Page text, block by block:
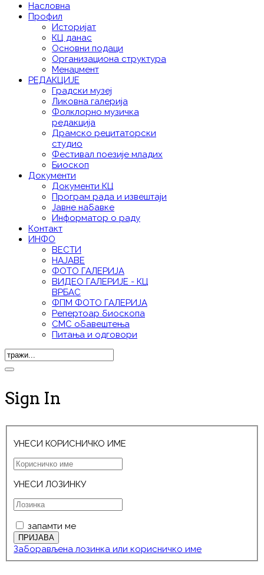
Насловна
Профил
Историјат
КЦ данас
Основни подаци
Организациона структура
Менаџмент
РЕДАКЦИЈЕ
Градски музеј
Ликовна галерија
Фолклорно музичка
редакција
Драмско рецитаторски
студио
Фестивал поезије младих
Биоскоп
Документи
Документи КЦ
Програм рада и извештаји
Јавне набавке
Информатор о раду
Контакт
ИНФО
ВЕСТИ
НАЈАВЕ
ФОТО ГАЛЕРИЈА
ВИДЕО ГАЛЕРИЈE - КЦ
ВРБАС
ФПМ ФОТО ГАЛЕРИЈА
Репертоар биоскопа
СМС обавештења
Питања и одговори
Sign In
УНЕСИ КОРИСНИЧКО ИМЕ
УНЕСИ ЛОЗИНКУ
запамти ме
Заборављена лозинка или корисничко име